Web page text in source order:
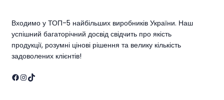
Входимо у ТОП-5 найбільших виробників України. Наш
успішний багаторічний досвід свідчить про якість
продукції, розумні цінові рішення та велику кількість
задоволених клієнтів!
Facebook InstagramTikTok